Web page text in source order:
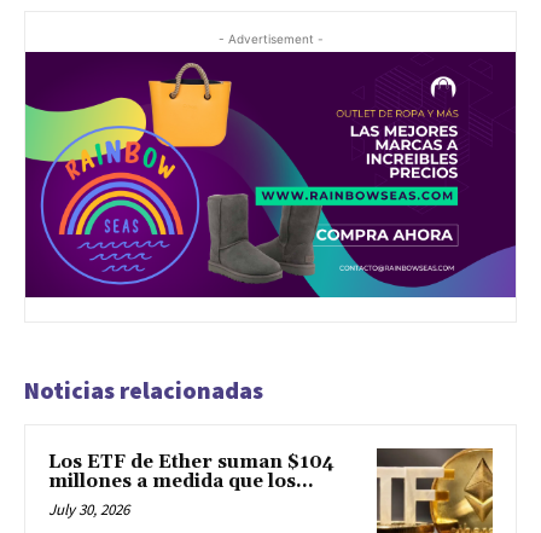
- Advertisement -
Noticias relacionadas
Los ETF de Ether suman $104
millones a medida que los...
July 30, 2026